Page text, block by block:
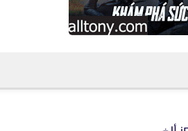
fovtech
17 يوليو 2023